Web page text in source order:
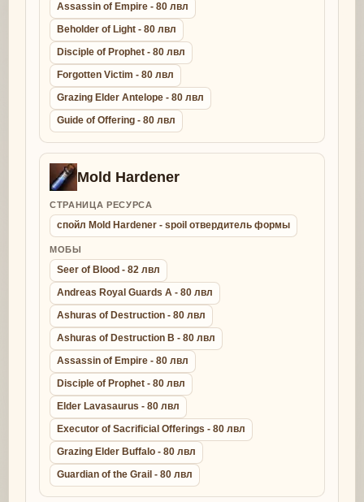
Assassin of Empire - 80 лвл
Beholder of Light - 80 лвл
Disciple of Prophet - 80 лвл
Forgotten Victim - 80 лвл
Grazing Elder Antelope - 80 лвл
Guide of Offering - 80 лвл
Mold Hardener
СТРАНИЦА РЕСУРСА
спойл Mold Hardener - spoil отвердитель формы
МОБЫ
Seer of Blood - 82 лвл
Andreas Royal Guards A - 80 лвл
Ashuras of Destruction - 80 лвл
Ashuras of Destruction B - 80 лвл
Assassin of Empire - 80 лвл
Disciple of Prophet - 80 лвл
Elder Lavasaurus - 80 лвл
Executor of Sacrificial Offerings - 80 лвл
Grazing Elder Buffalo - 80 лвл
Guardian of the Grail - 80 лвл